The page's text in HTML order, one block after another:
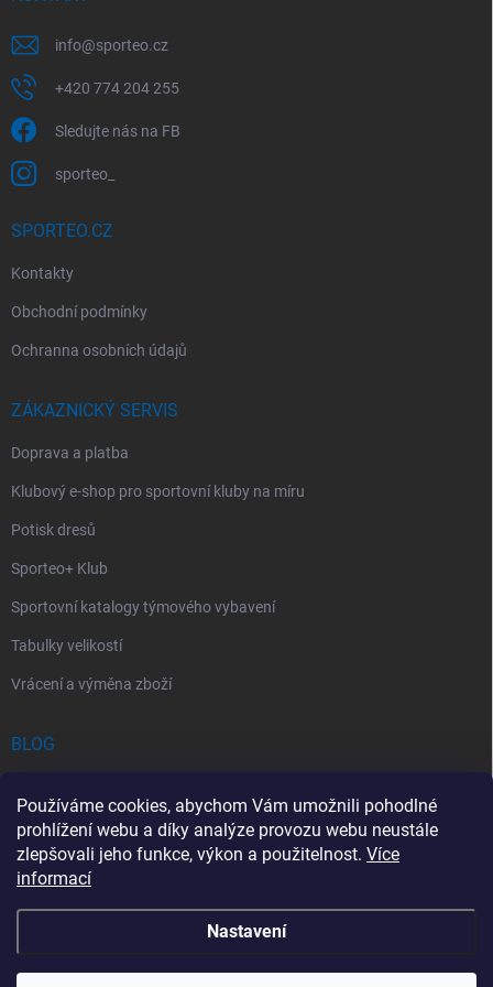
Používáme cookies, abychom Vám umožnili pohodlné
prohlížení webu a díky analýze provozu webu neustále
zlepšovali jeho funkce, výkon a použitelnost. Více
informací
Nastavení
info@sporteo.cz
+420 774 204 255
Sledujte nás na FB
sporteo_
SPORTEO.CZ
Kontakty
Obchodní podmínky
Ochranna osobních údajů
ZÁKAZNICKÝ SERVIS
Doprava a platba
Klubový e-shop pro sportovní kluby na míru
Potisk dresů
Sporteo+ Klub
Sportovní katalogy týmového vybavení
Tabulky velikostí
Vrácení a výměna zboží
BLOG
Povinný obsah autolékárničky v roce 2026: co musí obsahovat a na
co si dát pozor
Sportovní lékárnička: Jak si vybrat a co by měla obsahovat?